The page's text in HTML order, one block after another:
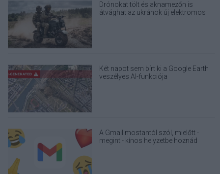
Drónokat tölt és aknamezőn is
átvághat az ukránok új elektromos
Két napot sem bírt ki a Google Earth
veszélyes AI-funkciója
A Gmail mostantól szól, mielőtt -
megint - kínos helyzetbe hoznád